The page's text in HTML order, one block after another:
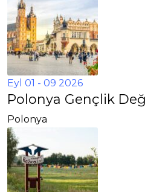
Eyl 01 - 09 2026
Polonya Gençlik
Polonya